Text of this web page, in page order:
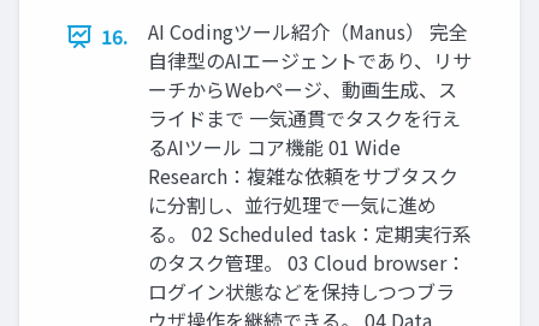
16.
AI Codingツール紹介（Manus） 完全
自律型のAIエージェントであり、リサ
ーチからWebページ、動画生成、ス
ライドまで 一気通貫でタスクを行え
るAIツール コア機能 01 Wide
Research：複雑な依頼をサブタスク
に分割し、並行処理で一気に進め
る。 02 Scheduled task：定期実行系
のタスク管理。 03 Cloud browser：
ログイン状態などを保持しつつブラ